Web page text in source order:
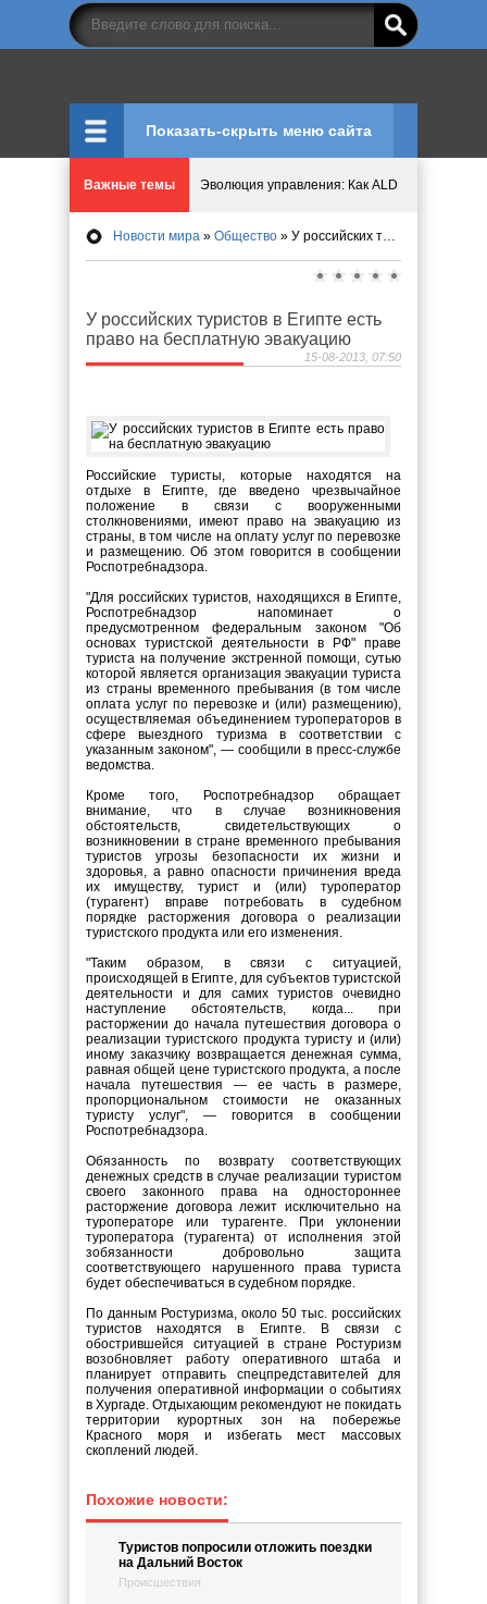
Показать-скрыть меню сайта
Важные темы Эволюция управления: Как ALD Pro меняет
Криптовалюту предложили признать
Мир ярких эмоций и виртуальных
Новости мира » Общество » У российских туристов в Египте есть право на бесплатную эвакуацию
У российских туристов в Египте есть
право на бесплатную эвакуацию
15-08-2013, 07:50
Российские туристы, которые находятся на
отдыхе в Египте, где введено чрезвычайное
положение в связи с вооруженными
столкновениями, имеют право на эвакуацию из
страны, в том числе на оплату услуг по перевозке
и размещению. Об этом говорится в сообщении
Роспотребнадзора.
"Для российских туристов, находящихся в Египте,
Роспотребнадзор напоминает о
предусмотренном федеральным законом "Об
основах туристской деятельности в РФ" праве
туриста на получение экстренной помощи, сутью
которой является организация эвакуации туриста
из страны временного пребывания (в том числе
оплата услуг по перевозке и (или) размещению),
осуществляемая объединением туроператоров в
сфере выездного туризма в соответствии с
указанным законом", — сообщили в пресс-службе
ведомства.
Кроме того, Роспотребнадзор обращает
внимание, что в случае возникновения
обстоятельств, свидетельствующих о
возникновении в стране временного пребывания
туристов угрозы безопасности их жизни и
здоровья, а равно опасности причинения вреда
их имуществу, турист и (или) туроператор
(турагент) вправе потребовать в судебном
порядке расторжения договора о реализации
туристского продукта или его изменения.
"Таким образом, в связи с ситуацией,
происходящей в Египте, для субъектов туристской
деятельности и для самих туристов очевидно
наступление обстоятельств, когда... при
расторжении до начала путешествия договора о
реализации туристского продукта туристу и (или)
иному заказчику возвращается денежная сумма,
равная общей цене туристского продукта, а после
начала путешествия — ее часть в размере,
пропорциональном стоимости не оказанных
туристу услуг", — говорится в сообщении
Роспотребнадзора.
Обязанность по возврату соответствующих
денежных средств в случае реализации туристом
своего законного права на одностороннее
расторжение договора лежит исключительно на
туроператоре или турагенте. При уклонении
туроператора (турагента) от исполнения этой
зобязанности добровольно защита
соответствующего нарушенного права туриста
будет обеспечиваться в судебном порядке.
По данным Ростуризма, около 50 тыс. российских
туристов находятся в Египте. В связи с
обострившейся ситуацией в стране Ростуризм
возобновляет работу оперативного штаба и
планирует отправить спецпредставителей для
получения оперативной информации о событиях
в Хургаде. Отдыхающим рекомендуют не покидать
территории курортных зон на побережье
Красного моря и избегать мест массовых
скоплений людей.
Похожие новости:
Туристов попросили отложить поездки
на Дальний Восток
Происшествия